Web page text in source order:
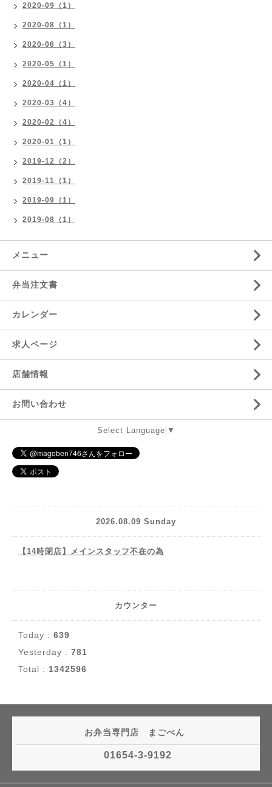
2020-09（1）
2020-08（1）
2020-06（3）
2020-05（1）
2020-04（1）
2020-03（4）
2020-02（4）
2020-01（1）
2019-12（2）
2019-11（1）
2019-09（1）
2019-08（1）
メニュー
弁当注文書
カレンダー
求人ページ
店舗情報
お問い合わせ
Select Language ▼
2026.08.09 Sunday
【14時閉店】メインスタッフ不在の為
カウンター
Today : 639
Yesterday : 781
Total : 1342596
お弁当専門店 まごべん
01654-3-9192